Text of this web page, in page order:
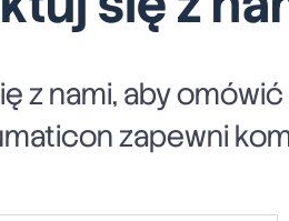
z nami, aby
zapewni